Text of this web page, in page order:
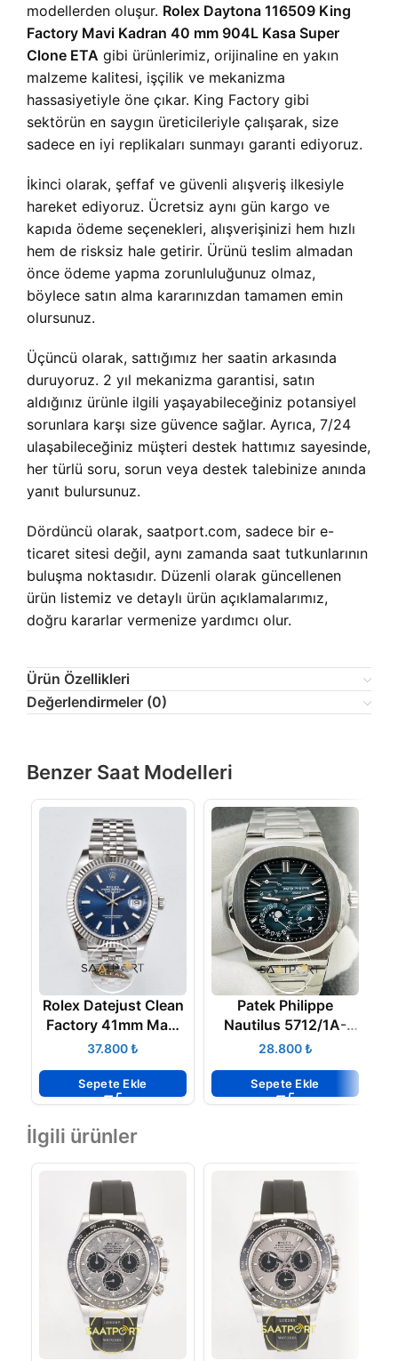
modellerden oluşur. Rolex Daytona 116509 King
Factory Mavi Kadran 40 mm 904L Kasa Super
Clone ETA gibi ürünlerimiz, orijinaline en yakın
malzeme kalitesi, işçilik ve mekanizma
hassasiyetiyle öne çıkar. King Factory gibi
sektörün en saygın üreticileriyle çalışarak, size
sadece en iyi replikaları sunmayı garanti ediyoruz.
İkinci olarak, şeffaf ve güvenli alışveriş ilkesiyle
hareket ediyoruz. Ücretsiz aynı gün kargo ve
kapıda ödeme seçenekleri, alışverişinizi hem hızlı
hem de risksiz hale getirir. Ürünü teslim almadan
önce ödeme yapma zorunluluğunuz olmaz,
böylece satın alma kararınızdan tamamen emin
olursunuz.
Üçüncü olarak, sattığımız her saatin arkasında
duruyoruz. 2 yıl mekanizma garantisi, satın
aldığınız ürünle ilgili yaşayabileceğiniz potansiyel
sorunlara karşı size güvence sağlar. Ayrıca, 7/24
ulaşabileceğiniz müşteri destek hattımız sayesinde,
her türlü soru, sorun veya destek talebinize anında
yanıt bulursunuz.
Dördüncü olarak, saatport.com, sadece bir e-
ticaret sitesi değil, aynı zamanda saat tutkunlarının
buluşma noktasıdır. Düzenli olarak güncellenen
ürün listemiz ve detaylı ürün açıklamalarımız,
doğru kararlar vermenize yardımcı olur.
Ürün Özellikleri
Değerlendirmeler (0)
Benzer Saat Modelleri
Rolex Datejust Clean
Factory 41mm Mavi
Kadran 904L Jubile
ETA
₺
Sepete Ekle
Patek Philippe
Nautilus 5712/1A-
001 V1₺
Sepete Ekle
İlgili ürünler